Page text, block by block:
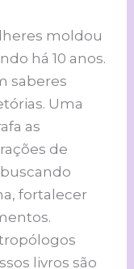
moldou
há 10 anos.
saberes
Uma
as
de
fortalecer
livros são